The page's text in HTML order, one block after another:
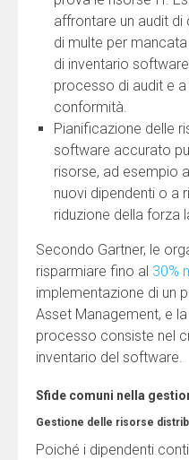
affrontare un audit
di multe per
di inventario
processo di audit e a
conformità.
Pianificazione delle
software accurato
risorse, ad esempio
nuovi dipendenti o a
riduzione della forza
Secondo Gartner, le
risparmiare fino al 30%
implementazione di un
Asset Management, e
processo consiste nel
inventario del software.
Sfide comuni nella
Gestione delle risorse
Poiché i dipendenti